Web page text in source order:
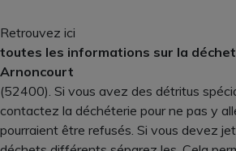
Retrouvez ici
toutes les informations sur la
Arnoncourt
(52400). Si vous avez des détritus
contactez la déchéterie pour ne pas y
pourraient être refusés. Si vous devez